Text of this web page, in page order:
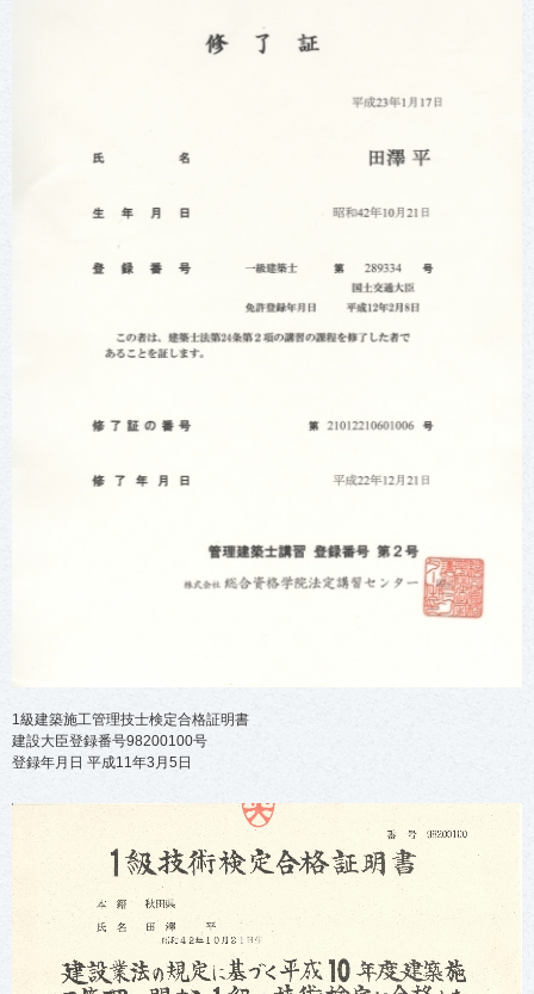
1級建築施工管理技士検定合格証明書
建設大臣登録番号98200100号
登録年月日 平成11年3月5日